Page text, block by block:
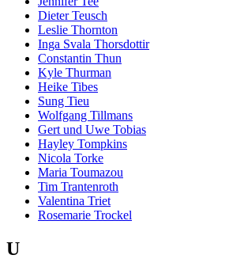
Dieter Teusch
Leslie Thornton
Inga Svala Thorsdottir
Constantin Thun
Kyle Thurman
Heike Tibes
Sung Tieu
Wolfgang Tillmans
Gert und Uwe Tobias
Hayley Tompkins
Nicola Torke
Maria Toumazou
Tim Trantenroth
Valentina Triet
Rosemarie Trockel
U